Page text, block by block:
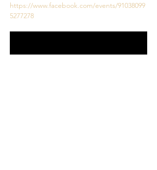
https://www.facebook.com/events/91038099
5277278